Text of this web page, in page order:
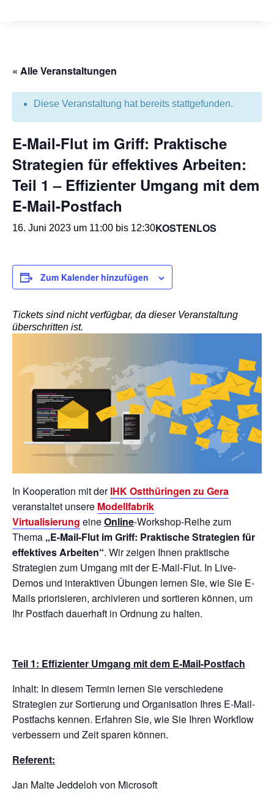
« Alle Veranstaltungen
Diese Veranstaltung hat bereits stattgefunden.
E-Mail-Flut im Griff: Praktische
Strategien für effektives Arbeiten:
Teil 1 – Effizienter Umgang mit dem
E-Mail-Postfach
16. Juni 2023 um 11:00 bis 12:30KOSTENLOS
In Kooperation mit derIHK Ostthüringen zu Gera
veranstaltet unsere Modellfabrik
Virtualisierung eineOnline-Workshop-Reihe zum
Thema „E-Mail-Flut im Griff: Praktische Strategien für
effektives Arbeiten“. Wir zeigen Ihnen praktische
Strategien zum Umgang mit der E-Mail-Flut. In Live-
Demos und interaktiven Übungen lernen Sie, wie Sie E-
Mails priorisieren, archivieren und sortieren können, um
Ihr Postfach dauerhaft in Ordnung zu halten.
Teil 1: Effizienter Umgang mit dem E-Mail-Postfach
Inhalt: In diesem Termin lernen Sie verschiedene
Strategien zur Sortierung und Organisation Ihres E-Mail-
Postfachs kennen. Erfahren Sie, wie Sie Ihren Workflow
verbessern und Zeit sparen können.
Referent:
Jan Malte Jeddeloh von Microsoft
Zum Kalender hinzufügen
Tickets sind nicht verfügbar, da dieser Veranstaltung
überschritten ist.